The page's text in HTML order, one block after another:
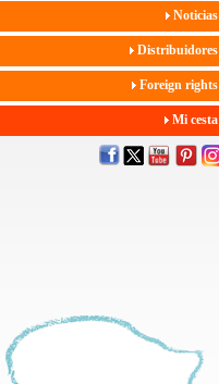
Noticias
Distribuidores
Foreign rights
Mi cesta